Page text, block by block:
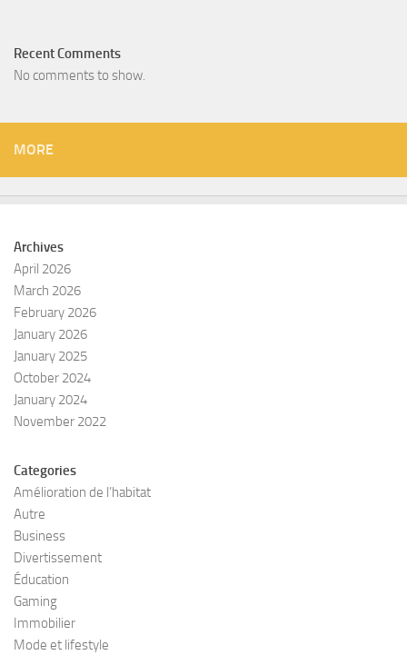
Recent Comments
No comments to show.
MORE
Archives
April 2026
March 2026
February 2026
January 2026
January 2025
October 2024
January 2024
November 2022
Categories
Amélioration de l’habitat
Autre
Business
Divertissement
Éducation
Gaming
Immobilier
Mode et lifestyle